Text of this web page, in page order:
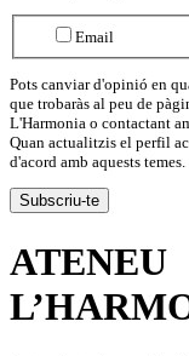
Email
Pots canviar d'opinió en
que trobaràs al peu de
L'Harmonia o contactant
Quan actualitzis el perfil
d'acord amb aquests temes.
ATENEU
L’